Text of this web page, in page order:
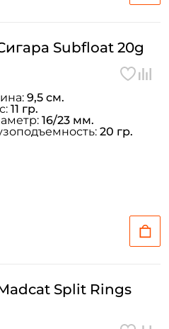
Subfloat 20g
9,5 см.
11 гр.
16/23 мм.
20 гр.
Split Rings